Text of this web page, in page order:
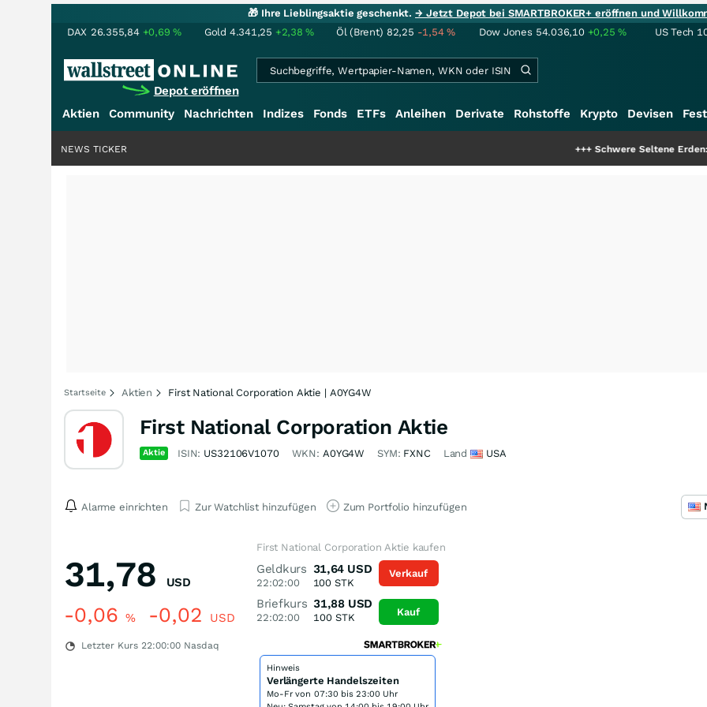
🎁 Ihre Lieblingsaktie geschenkt.→ Jetzt Depot bei SMARTBROKER+ eröffnen und
DAX 26.355,84 +0,69% Gold 4.341,25 +2,38% Öl (Brent) 82,25 -1,54% Dow Jones 54.036,10 +0,25% US Tech
Depot eröffnen
Aktien Community Nachrichten Indizes Fonds ETFs Anleihen Derivate Rohstoffe Krypto Devisen
Schwere Seltene Erden:
NEWS TICKER
Startseite Aktien First National Corporation Aktie | A0YG4W
First National Corporation Aktie
Aktie ISIN: US32106V1070 WKN: A0YG4W SYM: FXNC Land USA
Alarme einrichten Zur Watchlist hinzufügen Zum Portfolio hinzufügen
31,78 USD
-0,06 % -0,02 USD
Letzter Kurs 22:00:00 Nasdaq
First National Corporation Aktie kaufen
Geldkurs
22:02:00
31,64 USD
100 STK
Briefkurs
22:02:00
31,88 USD
100STK
Verkauf
Kauf
Hinweis
Verlängerte Handelszeiten
Mo-Fr von 07:30 bis 23:00 Uhr